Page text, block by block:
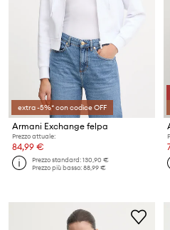
extra -5%* con codice OFF
Armani Exchange felpa
Prezzo attuale:
84,99 €
Prezzo standard:130,90 €
Prezzo più basso:88,99 €